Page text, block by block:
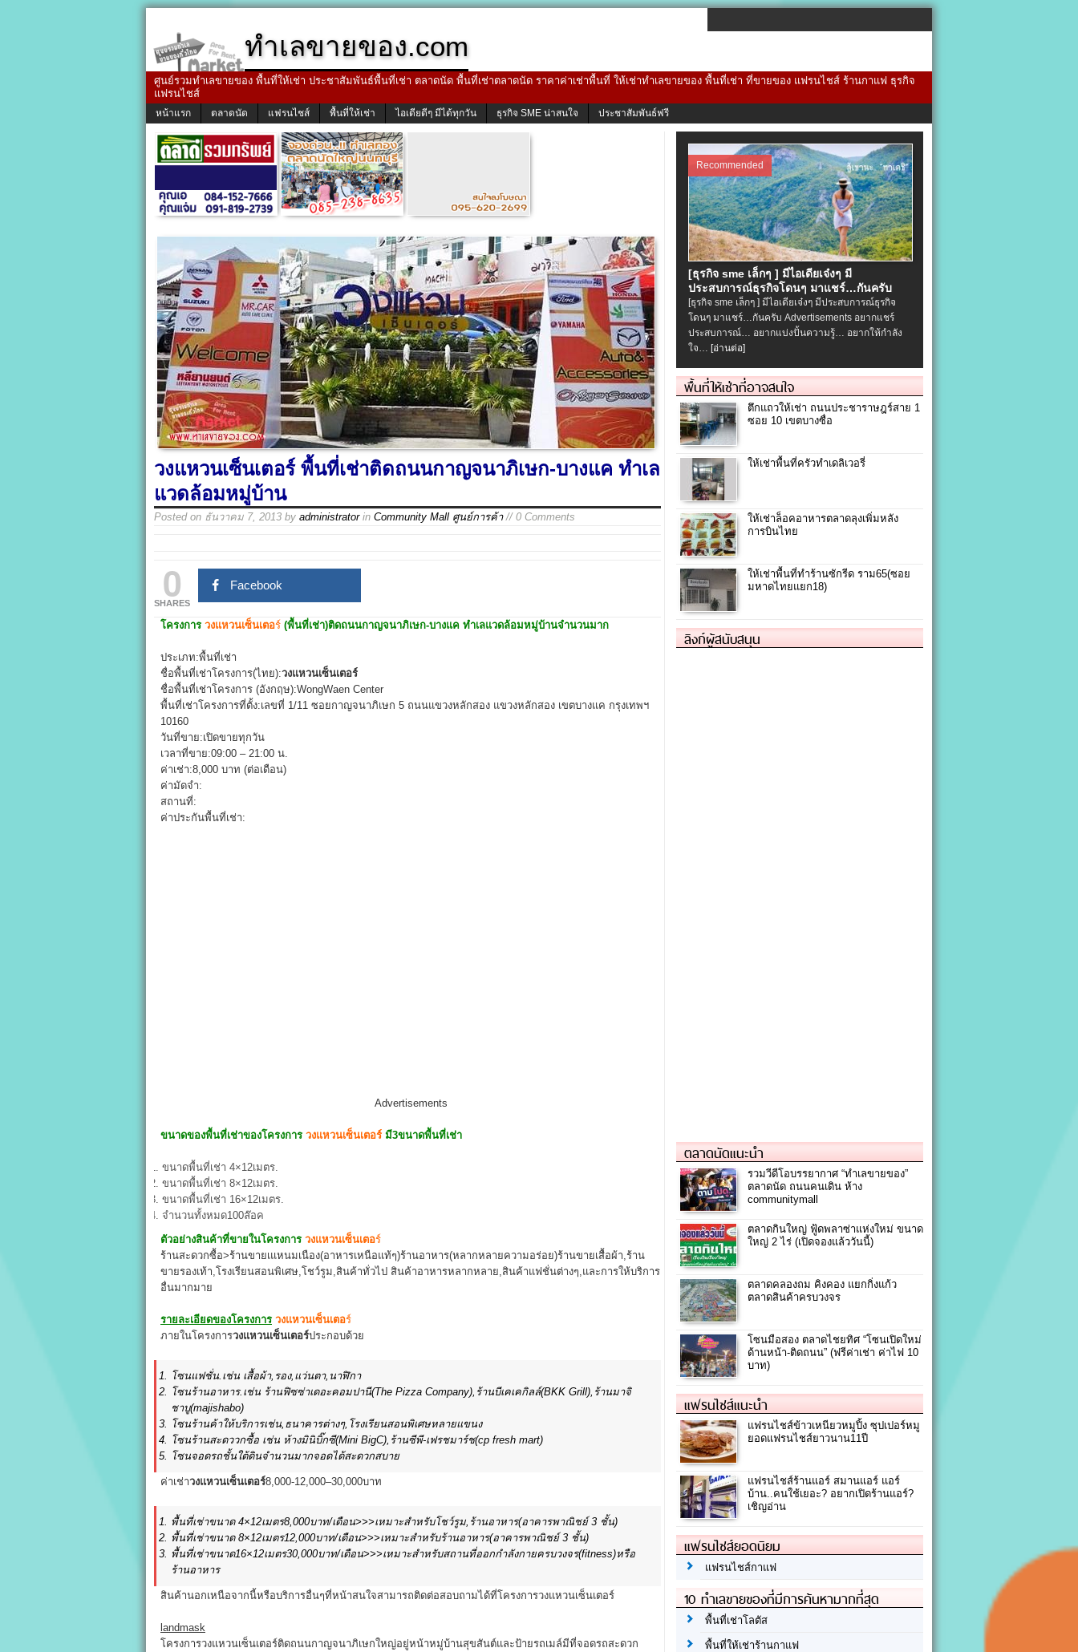
ทำเลขายของ.com
ศูนย์รวมทำเลขายของ พื้นที่ให้เช่า ประชาสัมพันธ์พื้นที่เช่า ตลาดนัด พื้นที่เช่าตลาดนัด ราคาค่าเช่าพื้นที่ ให้เช่าทำเลขายของ พื้นที่เช่า ที่ขายของ แฟรนไชส์ ร้านกาแฟ ธุรกิจ
แฟรนไชส์
หน้าแรก ตลาดนัด แฟรนไชส์ พื้นที่ให้เช่า ไอเดียดีๆ มีได้ทุกวัน ธุรกิจ SME น่าสนใจ ประชาสัมพันธ์ฟรี
วงแหวนเซ็นเตอร์ พื้นที่เช่าติดถนนกาญจนาภิเษก-บางแค ทำเล
แวดล้อมหมู่บ้าน
Posted on ธันวาคม 7, 2013 by administratorin Community Mall ศูนย์การค้า// 0 Comments
0
SHARES
Facebook
โครงการ วงแหวนเซ็นเตอร์ (พื้นที่เช่า)ติดถนนกาญจนาภิเษก-บางแค ทำเลแวดล้อมหมู่บ้านจำนวนมาก
ประเภท:พื้นที่เช่า
ชื่อพื้นที่เช่าโครงการ(ไทย):วงแหวนเซ็นเตอร์
ชื่อพื้นที่เช่าโครงการ (อังกฤษ):WongWaen Center
พื้นที่เช่าโครงการที่ตั้ง:เลขที่ 1/11 ซอยกาญจนาภิเษก 5 ถนนแขวงหลักสอง แขวงหลักสอง เขตบางแค กรุงเทพฯ
10160
วันที่ขาย:เปิดขายทุกวัน
เวลาที่ขาย:09:00 – 21:00 น.
ค่าเช่า:8,000 บาท (ต่อเดือน)
ค่ามัดจำ:
สถานที่:
ค่าประกันพื้นที่เช่า:
Advertisements
ขนาดของพื้นที่เช่าของโครงการ วงแหวนเซ็นเตอร์ มี3ขนาดพื้นที่เช่า
ขนาดพื้นที่เช่า 4×12เมตร.
ขนาดพื้นที่เช่า 8×12เมตร.
ขนาดพื้นที่เช่า 16×12เมตร.
จำนวนทั้งหมด100ล๊อค
ตัวอย่างสินค้าที่ขายในโครงการ วงแหวนเซ็นเตอร์
ร้านสะดวกซื้อ>ร้านขายเแหนมเนือง(อาหารเหนือแท้ๆ)ร้านอาหาร(หลากหลายความอร่อย)ร้านขายเสื้อผ้า,ร้าน
ขายรองเท้า,โรงเรียนสอนพิเศษ,โชว์รูม,สินค้าทั่วไป สินค้าอาหารหลากหลาย,สินค้าแฟชั่นต่างๆ,และการให้บริการ
อื่นมากมาย
รายละเอียดของโครงการ วงแหวนเซ็นเตอร์
ภายในโครงการวงแหวนเซ็นเตอร์ประกอบด้วย
โซนแฟชั่น.เช่น เสื้อผ้า,รอง,แว่นตา,นาฬิกา
โซนร้านอาหาร.เช่น ร้านฟิซซ่าเดอะคอมปานี(The Pizza Company),ร้านบีเคเคกิลล์(BKK Grill),ร้านมาจิ
ชาบู(majishabo)
โซนร้านค้าให้บริการเช่น,ธนาคารต่างๆ,โรงเรียนสอนพิเศษหลายแขนง
โซนร้านสะดววกซื้อ เช่น ห้างมินิบิ๊กซี(Mini BigC),ร้านซีพี-เฟรชมาร์ช(cp fresh mart)
โซนจอดรถชั้นใต้ดินจำนวนมากจอดได้สะดวกสบาย
ค่าเช่าวงแหวนเซ็นเตอร์8,000-12,000–30,000บาท
พื้นที่เช่าขนาด 4×12เมตร8,000บาท/เดือน>>>เหมาะสำหรับโชว์รูม,ร้านอาหาร(อาคารพาณิชย์ 3 ชั้น)
พื้นที่เช่าขนาด 8×12เมตร12,000บาท/เดือน>>>เหมาะสำหรับร้านอาหาร(อาคารพาณิชย์ 3 ชั้น)
พื้นที่เช่าขนาด16×12เมตร30,000บาท/เดือน>>>เหมาะสำหรับสถานที่ออกกำลังกายครบวงจร(fitness)หรือ
ร้านอาหาร
สินค้านอกเหนือจากนี้หรือบริการอื่นๆที่หน้าสนใจสามารถติดต่อสอบถามได้ที่โครงการวงแหวนเซ็นเตอร์
landmask
โครงการวงแหวนเซ็นเตอร์ติดถนนกาญจนาภิเษกใหญ่อยู่หน้าหมู่บ้านสุขสันต์และป้ายรถเมล์มีที่จอดรถสะดวก
Recommended
[ธุรกิจ sme เล็กๆ ] มีไอเดียเจ๋งๆ มี
ประสบการณ์ธุรกิจโดนๆ มาแชร์…กันครับ
[ธุรกิจ sme เล็กๆ ] มีไอเดียเจ๋งๆ มีประสบการณ์ธุรกิจ
โดนๆ มาแชร์…กันครับ Advertisements อยากแชร์
ประสบการณ์… อยากแบ่งปั้นความรู้… อยากให้กำลัง
ใจ… [อ่านต่อ]
พื้นที่ให้เช่าที่อาจสนใจ
ตึกแถวให้เช่า ถนนประชาราษฎร์สาย 1
ซอย 10 เขตบางซื่อ
ให้เช่าพื้นที่ครัวทำเดลิเวอรี่
ให้เช่าล็อคอาหารตลาดลุงเพิ่มหลัง
การบินไทย
ให้เช่าพื้นที่ทำร้านซักรีด ราม65(ซอย
มหาดไทยแยก18)
ลิงก์ผู้สนับสนุน
ตลาดนัดแนะนำ
รวมวีดีโอบรรยากาศ “ทำเลขายของ”
ตลาดนัด ถนนคนเดิน ห้าง
communitymall
ตลาดกินใหญ่ ฟู้ดพลาซ่าแห่งใหม่ ขนาด
ใหญ่ 2 ไร่ (เปิดจองแล้ววันนี้)
ตลาดคลองถม คิงคอง แยกกิ่งแก้ว
ตลาดสินค้าครบวงจร
โซนมือสอง ตลาดไชยทิศ “โซนเปิดใหม่
ด้านหน้า-ติดถนน” (ฟรีค่าเช่า ค่าไฟ 10
บาท)
แฟรนไชส์แนะนำ
แฟรนไชส์ข้าวเหนียวหมูปิ้ง ซุปเปอร์หมู
ยอดแฟรนไชส์ยาวนาน11ปี
แฟรนไชส์ร้านแอร์ สมานแอร์ แอร์
บ้าน..คนใช้เยอะ? อยากเปิดร้านแอร์?
เชิญอ่าน
แฟรนไชส์ยอดนิยม
แฟรนไชส์กาแฟ
10 ทำเลขายของที่มีการค้นหามากที่สุด
พื้นที่เช่าโลตัส
พื้นที่ให้เช่าร้านกาแฟ